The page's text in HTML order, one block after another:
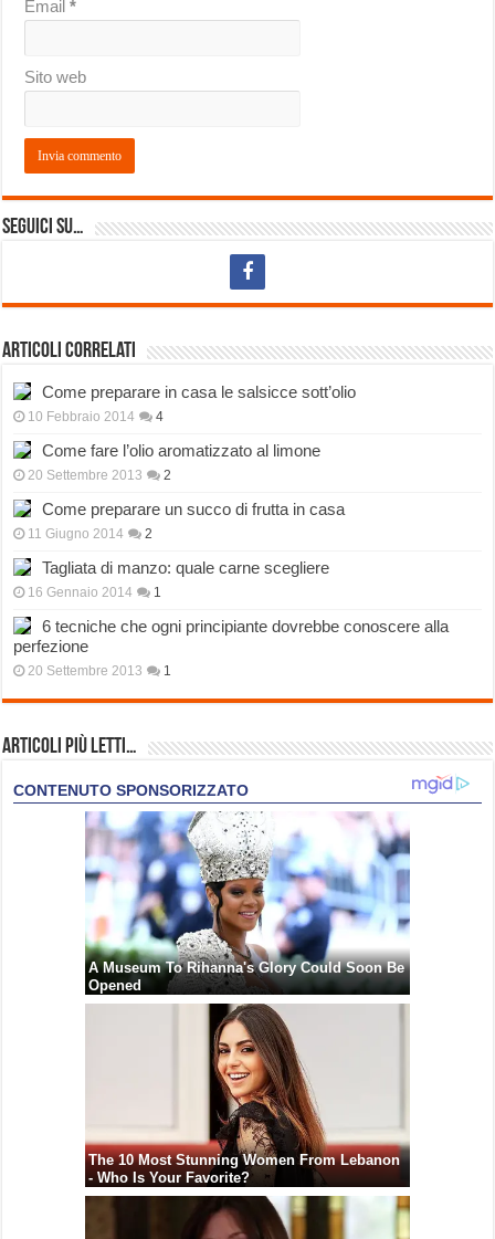
Email*
Sito web
Seguici su…
Articoli correlati
Come preparare in casa le salsicce sott’olio
10 Febbraio 2014 4
Come fare l’olio aromatizzato al limone
20 Settembre 2013 2
Come preparare un succo di frutta in casa
11 Giugno 2014 2
Tagliata di manzo: quale carne scegliere
16 Gennaio 2014 1
6 tecniche che ogni principiante dovrebbe conoscere alla
perfezione
20 Settembre 2013 1
Articoli più Letti…